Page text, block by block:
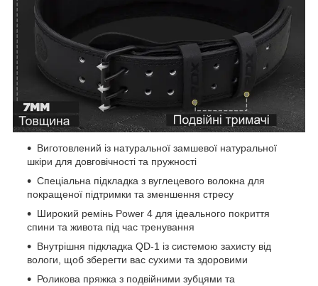
Виготовлений із натуральної замшевої натуральної
шкіри для довговічності та пружності
Спеціальна підкладка з вуглецевого волокна для
покращеної підтримки та зменшення стресу
Широкий ремінь Power 4 для ідеального покриття
спини та живота під час тренування
Внутрішня підкладка QD-1 із системою захисту від
вологи, щоб зберегти вас сухими та здоровими
Роликова пряжка з подвійними зубцями та